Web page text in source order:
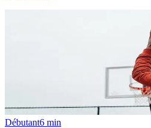
Débutant6 min